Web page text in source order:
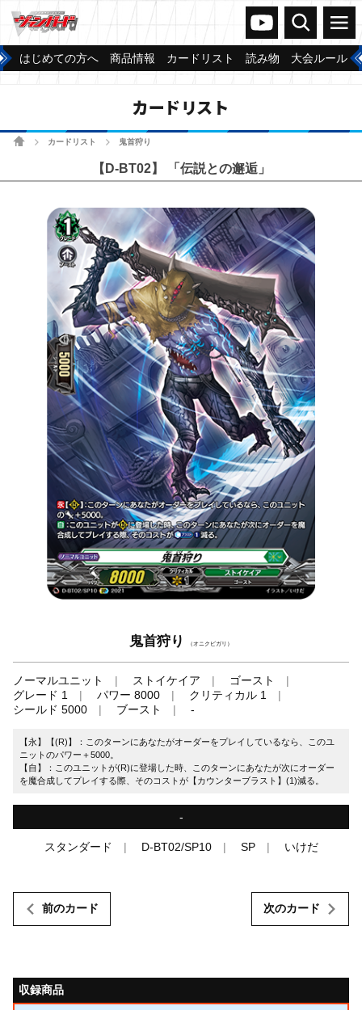
ヴァンガードch
検索 メニュー
はじめての方へ 商品情報 カードリスト 読み物 大会ルール
カードリスト
ホームカードリスト 鬼首狩り
【D-BT02】 「伝説との邂逅」
鬼首狩り （オニクビガリ）
ノーマルユニット ストイケイア
ゴースト
グレード 1
パワー 8000
クリティカル 1
シールド 5000
ブースト -
【永】【(R)】：このターンにあなたがオーダーをプレイしているなら、このユ
ニットのパワー＋5000。
【自】：このユニットが(R)に登場した時、このターンにあなたが次にオーダー
を魔合成してプレイする際、そのコストが【カウンターブラスト】(1)減る。
-
スタンダード D-BT02/SP10 SP いけだ
前のカード 次のカード
収録商品